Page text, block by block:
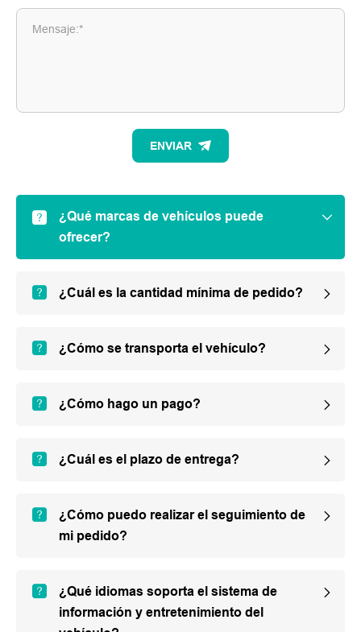
Mensaje:*
ENVIAR
¿Qué marcas de vehículos puede
ofrecer?
¿Cuál es la cantidad mínima de pedido?
¿Cómo se transporta el vehículo?
¿Cómo hago un pago?
¿Cuál es el plazo de entrega?
¿Cómo puedo realizar el seguimiento de
mi pedido?
¿Qué idiomas soporta el sistema de
información y entretenimiento del